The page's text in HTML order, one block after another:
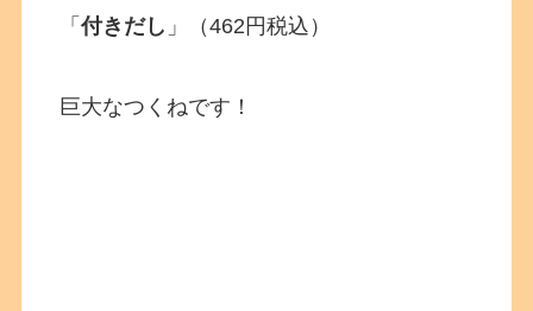
「付きだし 」（462円税込）
巨大なつくねです！